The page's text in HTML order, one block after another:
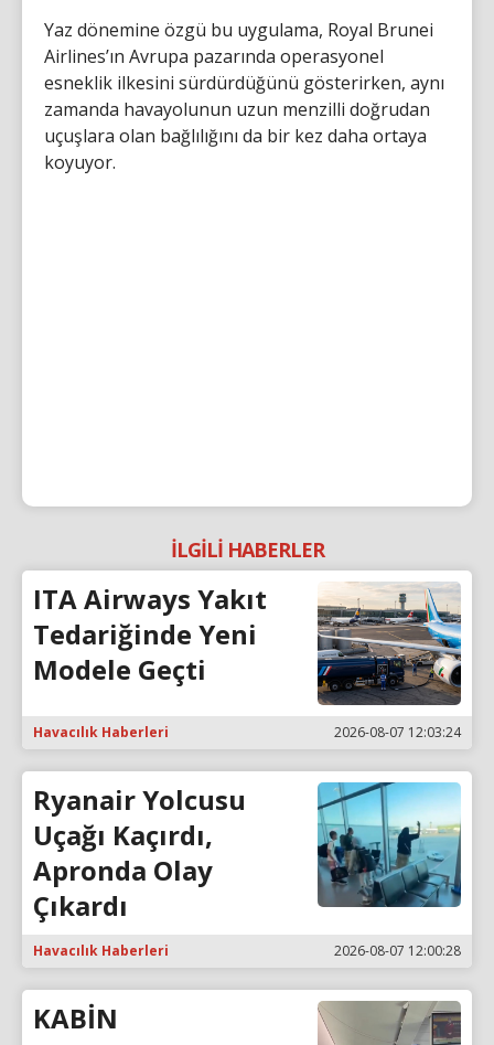
Yaz dönemine özgü bu uygulama, Royal Brunei
Airlines’ın Avrupa pazarında operasyonel
esneklik ilkesini sürdürdüğünü gösterirken, aynı
zamanda havayolunun uzun menzilli doğrudan
uçuşlara olan bağlılığını da bir kez daha ortaya
koyuyor.
İLGİLİ HABERLER
ITA Airways Yakıt
Tedariğinde Yeni
Modele Geçti
Havacılık Haberleri 2026-08-07 12:03:24
Ryanair Yolcusu
Uçağı Kaçırdı,
Apronda Olay
Çıkardı
Havacılık Haberleri 2026-08-07 12:00:28
KABİN